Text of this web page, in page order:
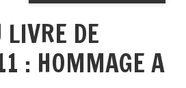
DE
: HOMMAGE A